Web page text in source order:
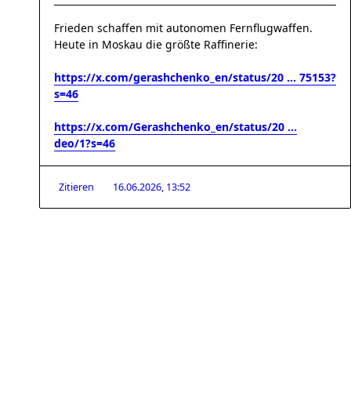
Frieden schaffen mit autonomen Fernflugwaffen.
Heute in Moskau die größte Raffinerie:
https://x.com/gerashchenko_en/status/20 ... 75153?
s=46
https://x.com/Gerashchenko_en/status/20 ...
deo/1?s=46
Zitieren 16.06.2026, 13:52